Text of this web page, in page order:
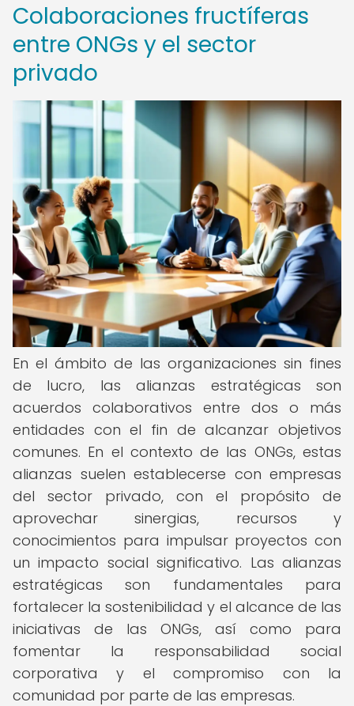
Colaboraciones fructíferas
entre ONGs y el sector
privado
En el ámbito de las organizaciones sin fines
de lucro, las alianzas estratégicas son
acuerdos colaborativos entre dos o más
entidades con el fin de alcanzar objetivos
comunes. En el contexto de las ONGs, estas
alianzas suelen establecerse con empresas
del sector privado, con el propósito de
aprovechar sinergias, recursos y
conocimientos para impulsar proyectos con
un impacto social significativo. Las alianzas
estratégicas son fundamentales para
fortalecer la sostenibilidad y el alcance de las
iniciativas de las ONGs, así como para
fomentar la responsabilidad social
corporativa y el compromiso con la
comunidad por parte de las empresas.